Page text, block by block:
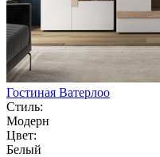
Гостиная Ватерлоо
Стиль:
Модерн
Цвет:
Белый